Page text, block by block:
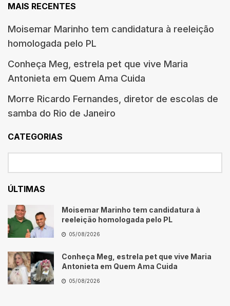
MAIS RECENTES
Moisemar Marinho tem candidatura à reeleição
homologada pelo PL
Conheça Meg, estrela pet que vive Maria
Antonieta em Quem Ama Cuida
Morre Ricardo Fernandes, diretor de escolas de
samba do Rio de Janeiro
CATEGORIAS
ÚLTIMAS
Moisemar Marinho tem candidatura à
reeleição homologada pelo PL
05/08/2026
Conheça Meg, estrela pet que vive Maria
Antonieta em Quem Ama Cuida
05/08/2026